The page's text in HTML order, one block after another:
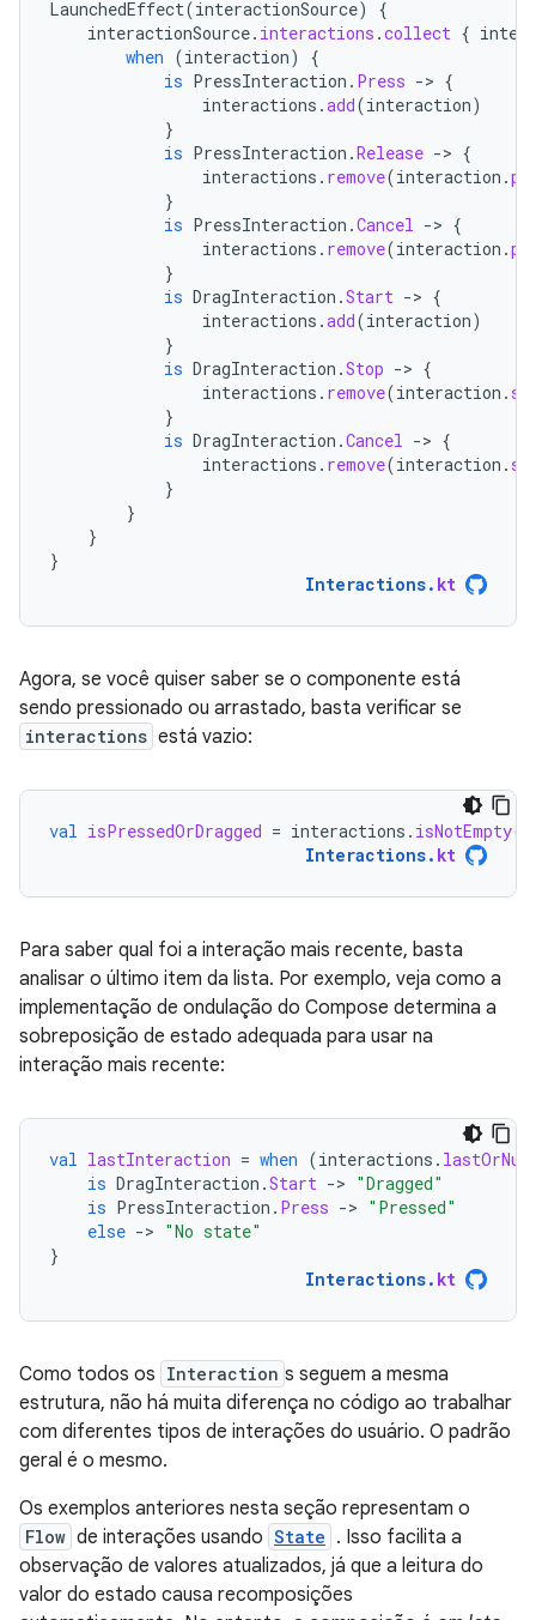
LaunchedEffect(interactionSource)
{
interactionSource. interactions .collect {
when (interaction)
{
is PressInteraction . Press -> {
interactions .add(interaction)
}
is PressInteraction .Release -> {
interactions . remove(interaction .
}
is PressInteraction .Cancel -> {
interactions . remove(interaction .
}
is DragInteraction .Start -> {
interactions .add(interaction)
}
is DragInteraction .Stop -> {
interactions . remove(interaction .
}
is DragInteraction .Cancel -> {
interactions . remove(interaction .
}
}
}
}
Interactions. kt
Agora, se você quiser saber se o componente está
sendo pressionado ou arrastado, basta verificar se
interactions está vazio:
val isPressedOrDragged = interactions . isNotEmpty()
Interactions. kt
Para saber qual foi a interação mais recente, basta
analisar o último item da lista. Por exemplo, veja como a
implementação de ondulação do Compose determina a
sobreposição de estado adequada para usar na
interação mais recente:
val lastInteraction = when (interactions .
is DragInteraction .Start -> "Dragged"
is PressInteraction . Press -> "Pressed"
else -> "No state"
}
Interactions. kt
Como todos os Interaction s seguem a mesma
estrutura, não há muita diferença no código ao trabalhar
com diferentes tipos de interações do usuário. O padrão
geral é o mesmo.
Os exemplos anteriores nesta seção representam o
Flow de interações usando State . Isso facilita a
observação de valores atualizados, já que a leitura do
valor do estado causa recomposições